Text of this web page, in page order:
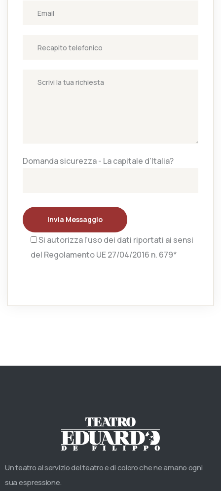
Domanda sicurezza - La capitale d'Italia?
Invia Messaggio
Si autorizza l’uso dei dati riportati ai sensi
del Regolamento UE 27/04/2016 n. 679*
Un teatro al servizio del teatro e di coloro che ne amano ogni
sua espressione.